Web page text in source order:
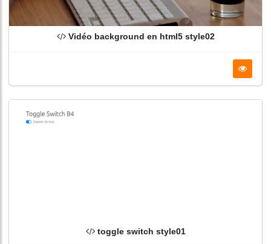
Vidéo background en html5 style02
toggle switch style01